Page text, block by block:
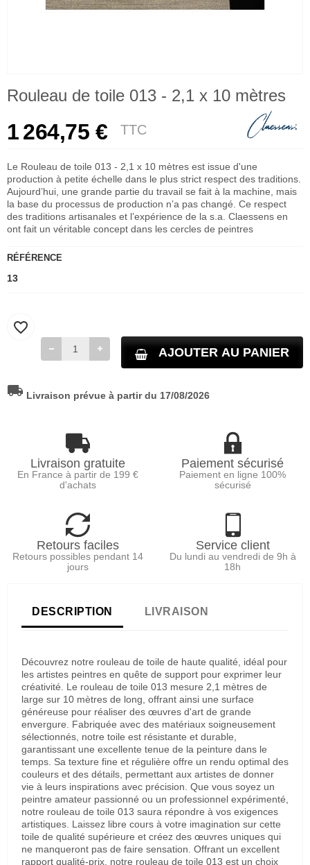
Rouleau de toile 013 - 2,1 x 10 mètres
1 264,75 € TTC
Le Rouleau de toile 013 - 2,1 x 10 mètres est issue d'une
production à petite échelle dans le plus strict respect des traditions.
Aujourd’hui, une grande partie du travail se fait à la machine, mais
la base du processus de production n’a pas changé. Ce respect
des traditions artisanales et l’expérience de la s.a. Claessens en
ont fait un véritable concept dans les cercles de peintres
RÉFÉRENCE
13
AJOUTER AU PANIER
favorite_border
local_shipping Livraison prévue à partir du 17/08/2026
Livraison gratuite
En France à partir de 199 €
d'achats
Paiement sécurisé
Paiement en ligne 100%
sécurisé
Retours faciles
Retours possibles pendant 14
jours
Service client
Du lundi au vendredi de 9h à
18h
DESCRIPTION LIVRAISON
Découvrez notre rouleau de toile de haute qualité, idéal pour
les artistes peintres en quête de support pour exprimer leur
créativité. Le rouleau de toile 013 mesure 2,1 mètres de
large sur 10 mètres de long, offrant ainsi une surface
généreuse pour réaliser des œuvres d'art de grande
envergure. Fabriquée avec des matériaux soigneusement
sélectionnés, notre toile est résistante et durable,
garantissant une excellente tenue de la peinture dans le
temps. Sa texture fine et régulière offre un rendu optimal des
couleurs et des détails, permettant aux artistes de donner
vie à leurs inspirations avec précision. Que vous soyez un
peintre amateur passionné ou un professionnel expérimenté,
notre rouleau de toile 013 saura répondre à vos exigences
artistiques. Laissez libre cours à votre imagination sur cette
toile de qualité supérieure et créez des œuvres uniques qui
ne manqueront pas de faire sensation. Offrant un excellent
rapport qualité-prix, notre rouleau de toile 013 est un choix